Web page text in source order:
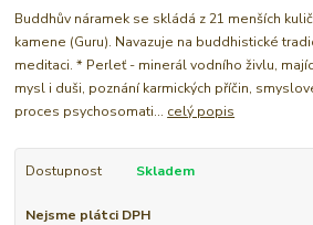
Buddhův náramek se skládá z 21 menších
kamene (Guru). Navazuje na buddhistické
meditaci. * Perleť - minerál vodního živlu,
mysl i duši, poznání karmických příčin,
proces psychosomati... celý popis
Dostupnost Skladem
Nejsme plátci DPH